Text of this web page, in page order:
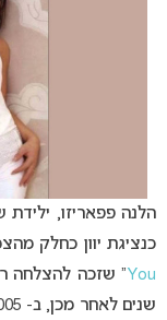
כנציגת יוון כחלק
You” שזכה להצלחה
שנים לאחר מכן, ב- 2005, חזרה פפאריזו לבמה הגדולה עם השיר “